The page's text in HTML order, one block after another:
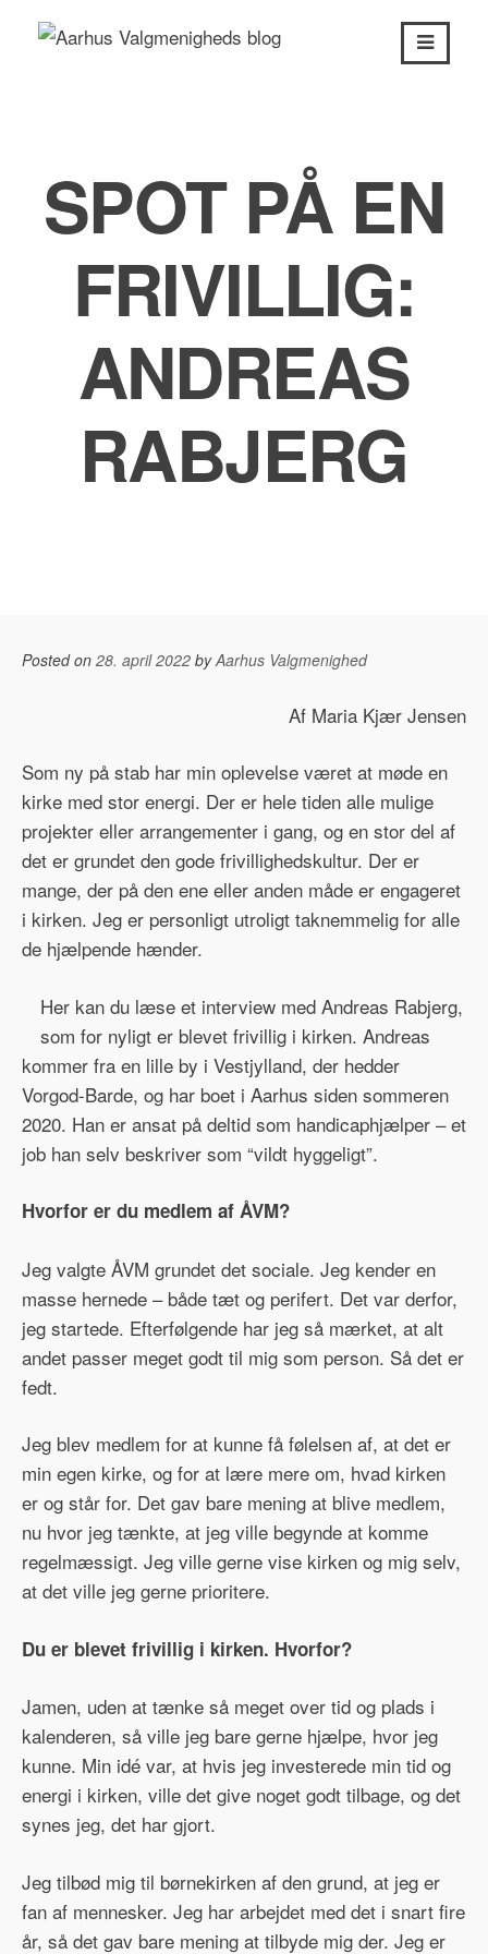
SPOT PÅ EN
FRIVILLIG:
ANDREAS
RABJERG
Posted on 28. april 2022 byAarhus Valgmenighed
Af Maria Kjær Jensen
Som ny på stab har min oplevelse været at møde en
kirke med stor energi. Der er hele tiden alle mulige
projekter eller arrangementer i gang, og en stor del af
det er grundet den gode frivillighedskultur. Der er
mange, der på den ene eller anden måde er engageret
i kirken. Jeg er personligt utroligt taknemmelig for alle
de hjælpende hænder.
Her kan du læse et interview med Andreas Rabjerg,
som for nyligt er blevet frivillig i kirken. Andreas
kommer fra en lille by i Vestjylland, der hedder
Vorgod-Barde, og har boet i Aarhus siden sommeren
2020. Han er ansat på deltid som handicaphjælper – et
job han selv beskriver som “vildt hyggeligt”.
Hvorfor er du medlem af ÅVM?
Jeg valgte ÅVM grundet det sociale. Jeg kender en
masse hernede – både tæt og perifert. Det var derfor,
jeg startede. Efterfølgende har jeg så mærket, at alt
andet passer meget godt til mig som person. Så det er
fedt.
Jeg blev medlem for at kunne få følelsen af, at det er
min egen kirke, og for at lære mere om, hvad kirken
er og står for. Det gav bare mening at blive medlem,
nu hvor jeg tænkte, at jeg ville begynde at komme
regelmæssigt. Jeg ville gerne vise kirken og mig selv,
at det ville jeg gerne prioritere.
Du er blevet frivillig i kirken. Hvorfor?
Jamen, uden at tænke så meget over tid og plads i
kalenderen, så ville jeg bare gerne hjælpe, hvor jeg
kunne. Min idé var, at hvis jeg investerede min tid og
energi i kirken, ville det give noget godt tilbage, og det
synes jeg, det har gjort.
Jeg tilbød mig til børnekirken af den grund, at jeg er
fan af mennesker. Jeg har arbejdet med det i snart fire
år, så det gav bare mening at tilbyde mig der. Jeg er